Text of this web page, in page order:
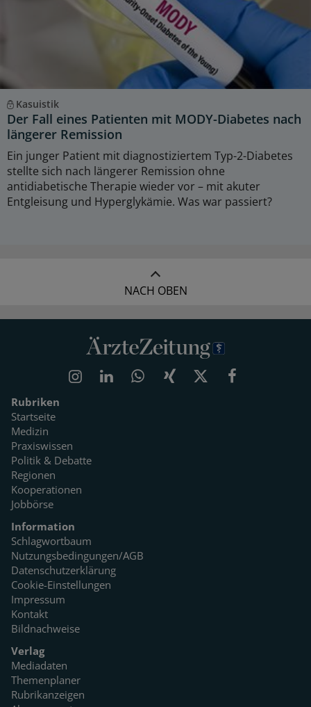
Kasuistik
Der Fall eines Patienten mit MODY-Diabetes nach
längerer Remission
Ein junger Patient mit diagnostiziertem Typ-2-Diabetes
stellte sich nach längerer Remission ohne
antidiabetische Therapie wieder vor – mit akuter
Entgleisung und Hyperglykämie. Was war passiert?
NACH OBEN
Rubriken
Startseite
Medizin
Praxiswissen
Politik & Debatte
Regionen
Kooperationen
Jobbörse
Information
Schlagwortbaum
Nutzungsbedingungen/AGB
Datenschutzerklärung
Cookie-Einstellungen
Impressum
Kontakt
Bildnachweise
Verlag
Mediadaten
Themenplaner
Rubrikanzeigen